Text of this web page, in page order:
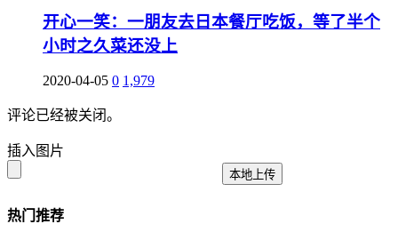
开心一笑：一朋友去日本餐厅吃饭，等了半个
小时之久菜还没上
2020-04-05 0 1,979
评论已经被关闭。
插入图片
本地上传
热门推荐